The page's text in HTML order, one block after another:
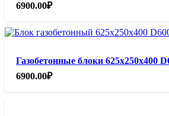
6900.00₽
Газобетонные блоки 625х250х400
6900.00₽